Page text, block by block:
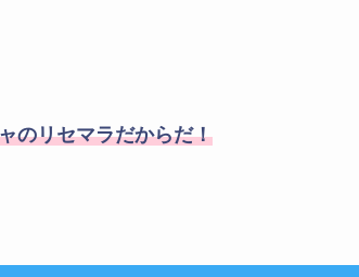
のリセマラだからだ！